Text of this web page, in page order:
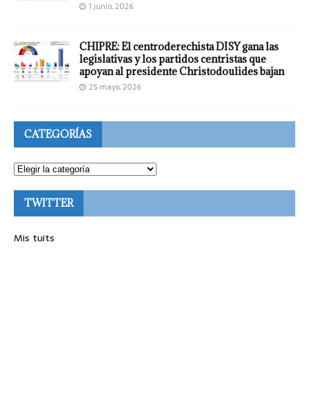
1 junio, 2026
CHIPRE: El centroderechista DISY gana las
legislativas y los partidos centristas que
apoyan al presidente Christodoulides bajan
25 mayo, 2026
CATEGORÍAS
TWITTER
Mis tuits